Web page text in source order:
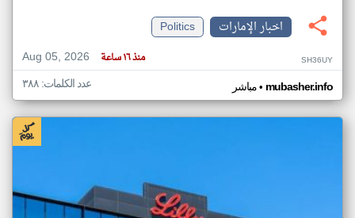
اخبار الإمارات
Politics
Aug 05, 2026
منذ ١٦ ساعة SH36UY
مباشر• mubasher.info عدد الكلمات: ٣٨٨